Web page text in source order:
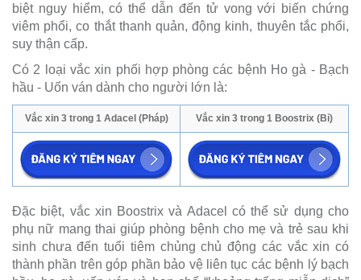
biệt nguy hiểm, có thể dẫn đến tử vong với biến chứng
viêm phổi, co thắt thanh quản, động kinh, thuyên tắc phổi,
suy thận cấp.
Có 2 loại vắc xin phối hợp phòng các bệnh Ho gà - Bạch
hầu - Uốn ván dành cho người lớn là:
Vắc xin 3 trong 1 Adacel (Pháp) Vắc xin 3 trong 1 Boostrix (Bỉ)
Đặc biệt, vắc xin Boostrix và Adacel có thể sử dụng cho
phụ nữ mang thai giúp phòng bệnh cho mẹ và trẻ sau khi
sinh chưa đến tuổi tiêm chủng chủ động các vắc xin có
thành phần trên góp phần bảo vệ liên tục các bệnh lý bạch